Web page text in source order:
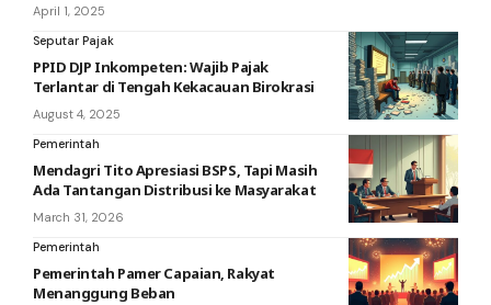
April 1, 2025
Seputar Pajak
PPID DJP Inkompeten: Wajib Pajak
Terlantar di Tengah Kekacauan Birokrasi
August 4, 2025
Pemerintah
Mendagri Tito Apresiasi BSPS, Tapi Masih
Ada Tantangan Distribusi ke Masyarakat
March 31, 2026
Pemerintah
Pemerintah Pamer Capaian, Rakyat
Menanggung Beban